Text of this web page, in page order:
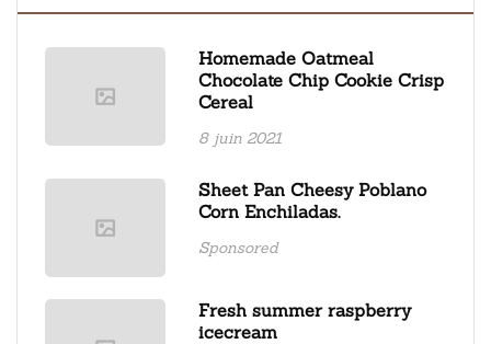
Homemade Oatmeal
Chocolate Chip Cookie Crisp
Cereal
8 juin 2021
Sheet Pan Cheesy Poblano
Corn Enchiladas.
Sponsored
Fresh summer raspberry
icecream